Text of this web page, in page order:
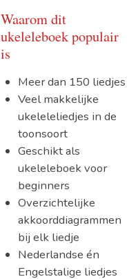
Waarom dit
ukeleleboek populair
is
Meer dan 150 liedjes
Veel makkelijke
ukeleleliedjes in de
toonsoort
Geschikt als
ukeleleboek voor
beginners
Overzichtelijke
akkoorddiagrammen
bij elk liedje
Nederlandse én
Engelstalige liedjes